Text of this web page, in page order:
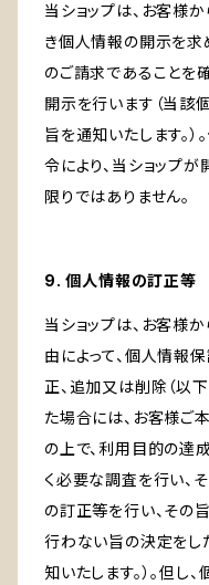
当ショップは、お客様
き個人情報の開示を求
のご請求であることを
開示を行います（当該
旨を通知いたします。
令により、当ショップ
限りではありません。
9. 個人情報の訂正等
当ショップは、お客様
由によって、個人情報
正、追加又は削除（以下
た場合には、お客様ご
の上で、利用目的の達
く必要な調査を行い、
の訂正等を行い、その
行わない旨の決定をし
知いたします。）。但